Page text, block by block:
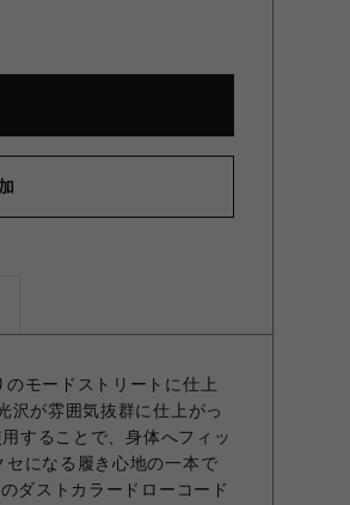
モードストリートに仕上
沢が雰囲気抜群に仕上がっ
することで、身体へフィッ
セになる履き心地の一本で
ダストカラードローコード